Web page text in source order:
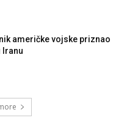
američke vojske priznao
Iranu